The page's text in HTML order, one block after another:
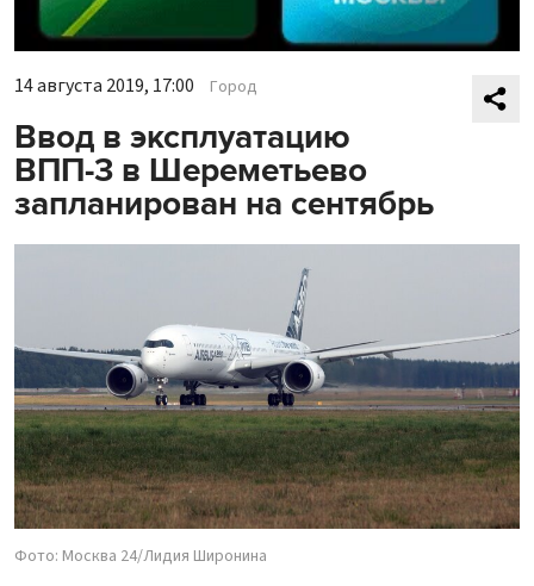
14 августа 2019, 17:00 Город
Ввод в эксплуатацию
ВПП-3 в Шереметьево
запланирован на сентябрь
Фото: Москва 24/Лидия Широнина